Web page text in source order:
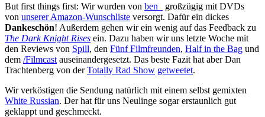
But first things first: Wir wurden von ben_
großzügig mit DVDs
von unserer Amazon-Wunschliste versorgt. Dafür ein dickes
Dankeschön! Außerdem gehen wir ein wenig auf das Feedback zu
The Dark Knight Rises ein. Dazu haben wir uns letzte Woche mit
den Reviews von Spill, den Fünf Filmfreunden, Half in the Bag und
dem /Filmcast auseinandergesetzt. Das beste Fazit hat aber Dan
Trachtenberg von derTotally Rad Show getweetet.
Wir verköstigen die Sendung natürlich mit einem selbst gemixten
White Russian. Der hat für uns Neulinge sogar erstaunlich gut
geklappt und geschmeckt.